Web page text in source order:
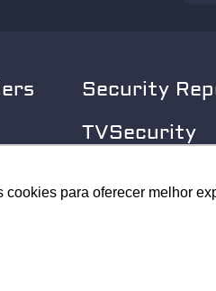
cookies para oferecer melhor
cookies para oferecer melhor
Security
TVSecurity